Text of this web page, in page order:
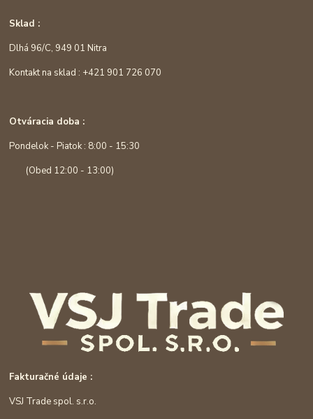
Sklad :
Dlhá 96/C, 949 01 Nitra
Kontakt na sklad : +421 901 726 070
Otváracia doba :
Pondelok - Piatok : 8:00 - 15:30
(Obed 12:00 - 13:00)
Fakturačné údaje :
VSJ Trade spol. s.r.o.